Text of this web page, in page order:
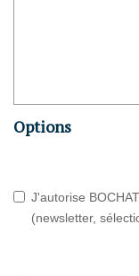
Options
J'autorise
(newsletter,